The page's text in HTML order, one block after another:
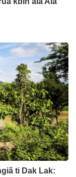
ti Dak Lak: